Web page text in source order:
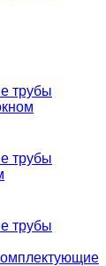
трубы
трубы
трубы